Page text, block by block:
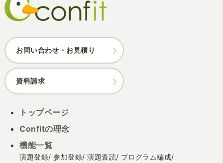
お問い合わせ・お見積り
資料請求
トップページ
Confitの理念
機能一覧
演題登録 参加登録 演題査読
プログラム編成